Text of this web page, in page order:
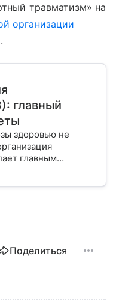
травматизм» на
организации
главный
здоровью не
главным
Эта
для
этот «командный
в 2026
Поделиться